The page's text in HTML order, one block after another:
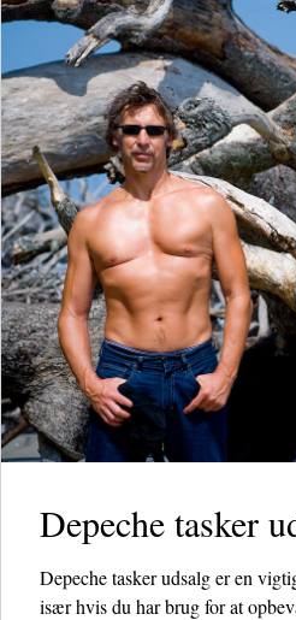
Depeche tasker
Depeche tasker udsalg er en
især hvis du har brug for at